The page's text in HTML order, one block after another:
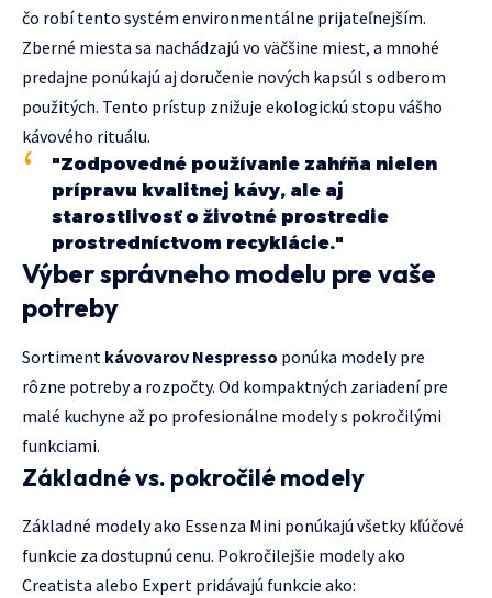
čo robí tento systém environmentálne prijateľnejším.
Zberné miesta sa nachádzajú vo väčšine miest, a mnohé
predajne ponúkajú aj doručenie nových kapsúl s odberom
použitých. Tento prístup znižuje ekologickú stopu vášho
kávového rituálu.
"Zodpovedné používanie zahŕňa nielen
prípravu kvalitnej kávy, ale aj
starostlivosť o životné prostredie
prostredníctvom recyklácie."
Výber správneho modelu pre vaše
potreby
Sortiment kávovarov Nespresso ponúka modely pre
rôzne potreby a rozpočty. Od kompaktných zariadení pre
malé kuchyne až po profesionálne modely s pokročilými
funkciami.
Základné vs. pokročilé modely
Základné modely ako Essenza Mini ponúkajú všetky kľúčové
funkcie za dostupnú cenu. Pokročilejšie modely ako
Creatista alebo Expert pridávajú funkcie ako: